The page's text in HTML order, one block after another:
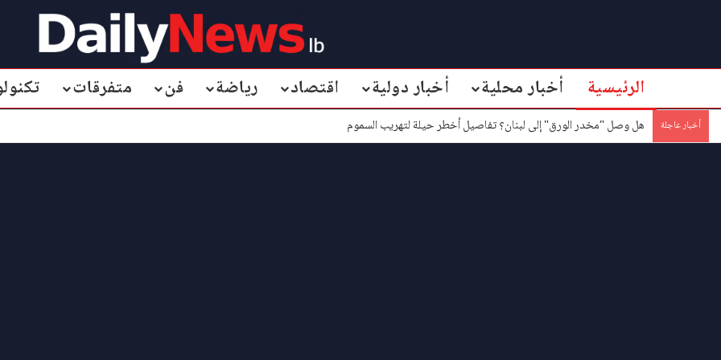
الرئيسية أخبار محلية أخبار دولية اقتصاد رياضة فن متفرقات
أخبار عاجلة هل وصل "مخدر الورق" إلى لبنان؟ تفاصيل أخطر حيلة لتهريب السموم